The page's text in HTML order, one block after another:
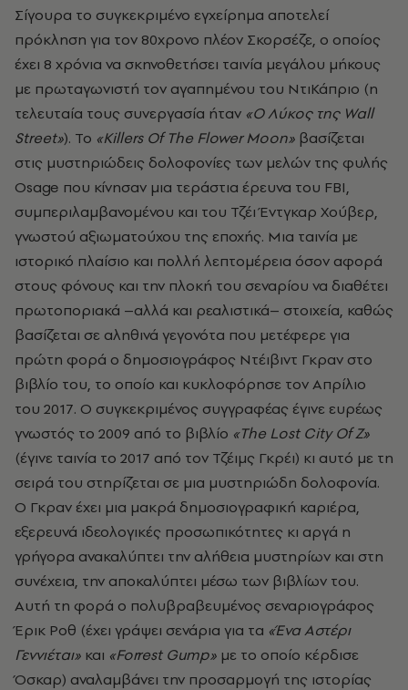
Σίγουρα το συγκεκριμένο εγχείρημα αποτελεί
πρόκληση για τον 80χρονο πλέον Σκορσέζε, ο οποίος
έχει 8 χρόνια να σκηνοθετήσει ταινία μεγάλου μήκους
με πρωταγωνιστή τον αγαπημένου του ΝτιΚάπριο (η
τελευταία τους συνεργασία ήταν «Ο Λύκος της Wall
Street»). To «Killers Of The Flower Moon» βασίζεται
στις μυστηριώδεις δολοφονίες των μελών της φυλής
Osage που κίνησαν μια τεράστια έρευνα του FBI,
συμπεριλαμβανομένου και του Τζέι Έντγκαρ Χούβερ,
γνωστού αξιωματούχου της εποχής. Μια ταινία με
ιστορικό πλαίσιο και πολλή λεπτομέρεια όσον αφορά
στους φόνους και την πλοκή του σεναρίου να διαθέτει
πρωτοποριακά –αλλά και ρεαλιστικά– στοιχεία, καθώς
βασίζεται σε αληθινά γεγονότα που μετέφερε για
πρώτη φορά ο δημοσιογράφος Ντέιβιντ Γκραν στο
βιβλίο του, το οποίο και κυκλοφόρησε τον Απρίλιο
του 2017. Ο συγκεκριμένος συγγραφέας έγινε ευρέως
γνωστός το 2009 από το βιβλίο «The Lost City Of Z»
(έγινε ταινία το 2017 από τον Τζέιμς Γκρέι) κι αυτό με τη
σειρά του στηρίζεται σε μια μυστηριώδη δολοφονία.
Ο Γκραν έχει μια μακρά δημοσιογραφική καριέρα,
εξερευνά ιδεολογικές προσωπικότητες κι αργά η
γρήγορα ανακαλύπτει την αλήθεια μυστηρίων και στη
συνέχεια, την αποκαλύπτει μέσω των βιβλίων του.
Αυτή τη φορά ο πολυβραβευμένος σεναριογράφος
Έρικ Ροθ (έχει γράψει σενάρια για τα «Ένα Αστέρι
Γεννιέται» και «Forrest Gump» με το οποίο κέρδισε
Όσκαρ) αναλαμβάνει την προσαρμογή της ιστορίας